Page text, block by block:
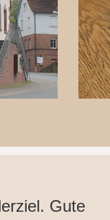
Gute